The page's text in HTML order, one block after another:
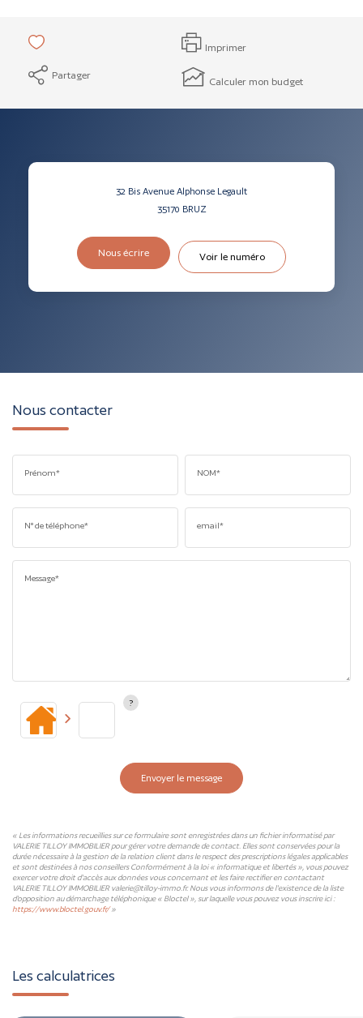
Imprimer
Partager
Calculer mon budget
32 Bis Avenue Alphonse Legault
35170 BRUZ
Nous écrire Voir le numéro
Nous contacter
Prénom* NOM*
N° de téléphone* email*
Message*
Envoyer le message
« Les informations recueillies sur ce formulaire sont enregistrées dans un fichier informatisé par
VALERIE TILLOY IMMOBILIER pour gérer votre demande de contact. Elles sont conservées pour la
durée nécessaire à la gestion de la relation client dans le respect des prescriptions légales applicables
et sont destinées à nos conseillers Conformément à la loi « informatique et libertés », vous pouvez
exercer votre droit d'accès aux données vous concernant et les faire rectifier en contactant
VALERIE TILLOY IMMOBILIER valerie@tilloy-immo.fr. Nous vous informons de l'existence de la liste
d'opposition au démarchage téléphonique « Bloctel », sur laquelle vous pouvez vous inscrire ici :
https://www.bloctel.gouv.fr/»
Les calculatrices